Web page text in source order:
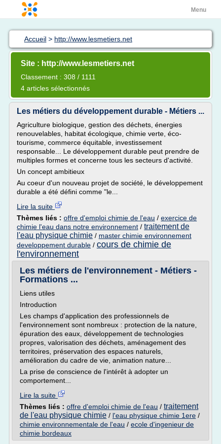
Menu
Accueil > http://www.lesmetiers.net
Site : http://www.lesmetiers.net
Classement : 308 / 1111
4 articles sélectionnés
Les métiers du développement durable - Métiers ...
Agriculture biologique, gestion des déchets, énergies
renouvelables, habitat écologique, chimie verte, éco-
tourisme, commerce équitable, investissement
responsable... Le développement durable peut prendre de
multiples formes et concerne tous les secteurs d'activité.
Un concept ambitieux
Au coeur d'un nouveau projet de société, le développement
durable a été défini comme "le...
Lire la suite
Thèmes liés : offre d'emploi chimie de l'eau / exercice de
chimie l'eau dans notre environnement / traitement de
l'eau physique chimie / master chimie environnement
developpement durable / cours de chimie de
l'environnement
Les métiers de l'environnement - Métiers -
Formations ...
Liens utiles
Introduction
Les champs d'application des professionnels de
l'environnement sont nombreux : protection de la nature,
épuration des eaux, développement de technologies
propres, valorisation des déchets, aménagement des
territoires, préservation des espaces naturels,
amélioration du cadre de vie, animation nature...
La prise de conscience de l'intérêt à adopter un
comportement...
Lire la suite
Thèmes liés : offre d'emploi chimie de l'eau / traitement
de l'eau physique chimie / l'eau physique chimie 1ere /
chimie environnementale de l'eau / ecole d'ingenieur de
chimie bordeaux